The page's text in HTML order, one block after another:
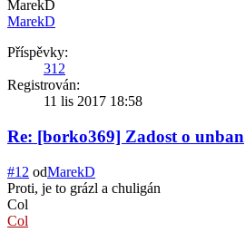
MarekD
MarekD
Příspěvky:
312
Registrován:
11 lis 2017 18:58
Re: [borko369] Zadost o unban
#12 odMarekD
Proti, je to grázl a chuligán
Col
Col